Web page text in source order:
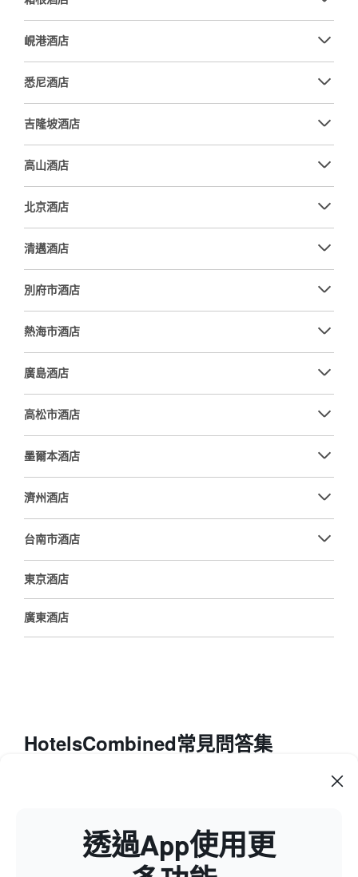
峴港酒店
悉尼酒店
吉隆坡酒店
高山酒店
北京酒店
清邁酒店
別府市酒店
熱海市酒店
廣島酒店
高松市酒店
墨爾本酒店
濟州酒店
台南市酒店
東京酒店
廣東酒店
HotelsCombined常見問答集
價格提示在預訂流程中有何作用？
透過App使用更